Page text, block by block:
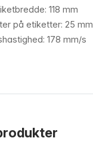
118 mm
på etiketter: 25 mm
178 mm/s